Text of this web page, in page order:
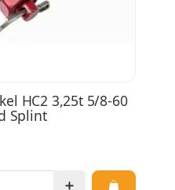
HC2 3,25t 5/8-60
Splint